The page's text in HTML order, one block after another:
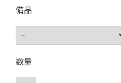
備品
数量